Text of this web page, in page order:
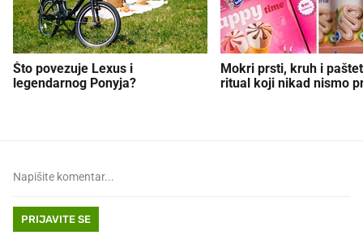
Što povezuje Lexus i
legendarnog Ponyja?
Mokri prsti, kruh i
ritual koji nikad nismo
PRIJAVITE SE